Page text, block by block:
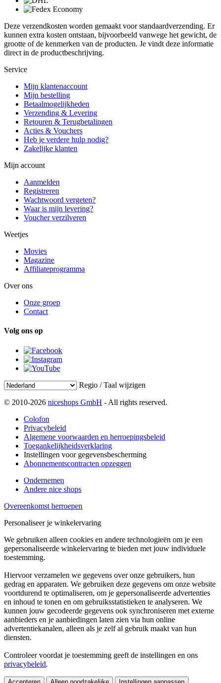
Deze verzendkosten worden gemaakt voor standaardverzending. Er
kunnen extra kosten ontstaan, bijvoorbeeld vanwege het gewicht, de
grootte of de kenmerken van de producten. Je vindt deze informatie
direct in de productbeschrijving.
Service
Mijn klantenaccount
Mijn bestelling
Betaalmogelijkheden
Verzending & Levering
Retouren & Terugbetalingen
Acties & Vouchers
Heb je verdere hulp nodig?
Zakelijke klanten
Mijn account
Aanmelden
Registreren
Wachtwoord vergeten?
Waar is mijn levering?
Voucher verzilveren
Weetjes
Movies
Magazine
Affiliateprogramma
Over ons
Onze groep
Contact
Volg ons op
Regio / Taal wijzigen
© 2010-2026 niceshops GmbH - All rights reserved.
Colofon
Privacybeleid
Algemene voorwaarden en herroepingsbeleid
Toegankelijkheidsverklaring
Instellingen voor gegevensbescherming
Abonnementscontracten opzeggen
Ondernemen
Andere nice shops
Overeenkomst herroepen
Personaliseer je winkelervaring
We gebruiken alleen cookies en andere technologieën om je een
gepersonaliseerde winkelervaring te bieden met jouw individuele
toestemming.
Hiervoor verzamelen we gegevens over onze gebruikers, hun
gedrag en apparaten. We gebruiken deze gegevens om onze website
voortdurend te optimaliseren, om je gepersonaliseerde advertenties
en inhoud te tonen en om gebruiksstatistieken te analyseren. We
kunnen jouw gecodeerde gegevens ook synchroniseren met externe
aanbieders en je aanbiedingen laten zien via hun online
advertentiekanalen, alleen als je zelf al gebruik maakt van hun
diensten.
Controleer voordat je toestemming geeft de instellingen en ons
privacybeleid.